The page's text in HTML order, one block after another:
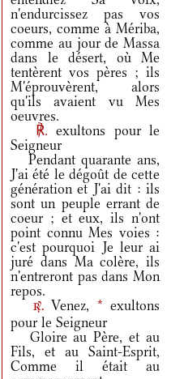
n'endurcissez pas vos
coeurs, comme à Mériba,
comme au jour de Massa
dans le désert, où Me
tentèrent vos pères ; ils
M'éprouvèrent, alors
qu'ils avaient vu Mes
oeuvres.
℟. exultons pour le
Seigneur
Pendant quarante ans,
J'ai été le dégoût de cette
génération et J'ai dit : ils
sont un peuple errant de
coeur ; et eux, ils n'ont
point connu Mes voies :
c'est pourquoi Je leur ai
juré dans Ma colère, ils
n'entreront pas dans Mon
repos.
r. Venez, * exultons
pour le Seigneur
Gloire au Père, et au
Fils, et au Saint-Esprit,
Comme il était au